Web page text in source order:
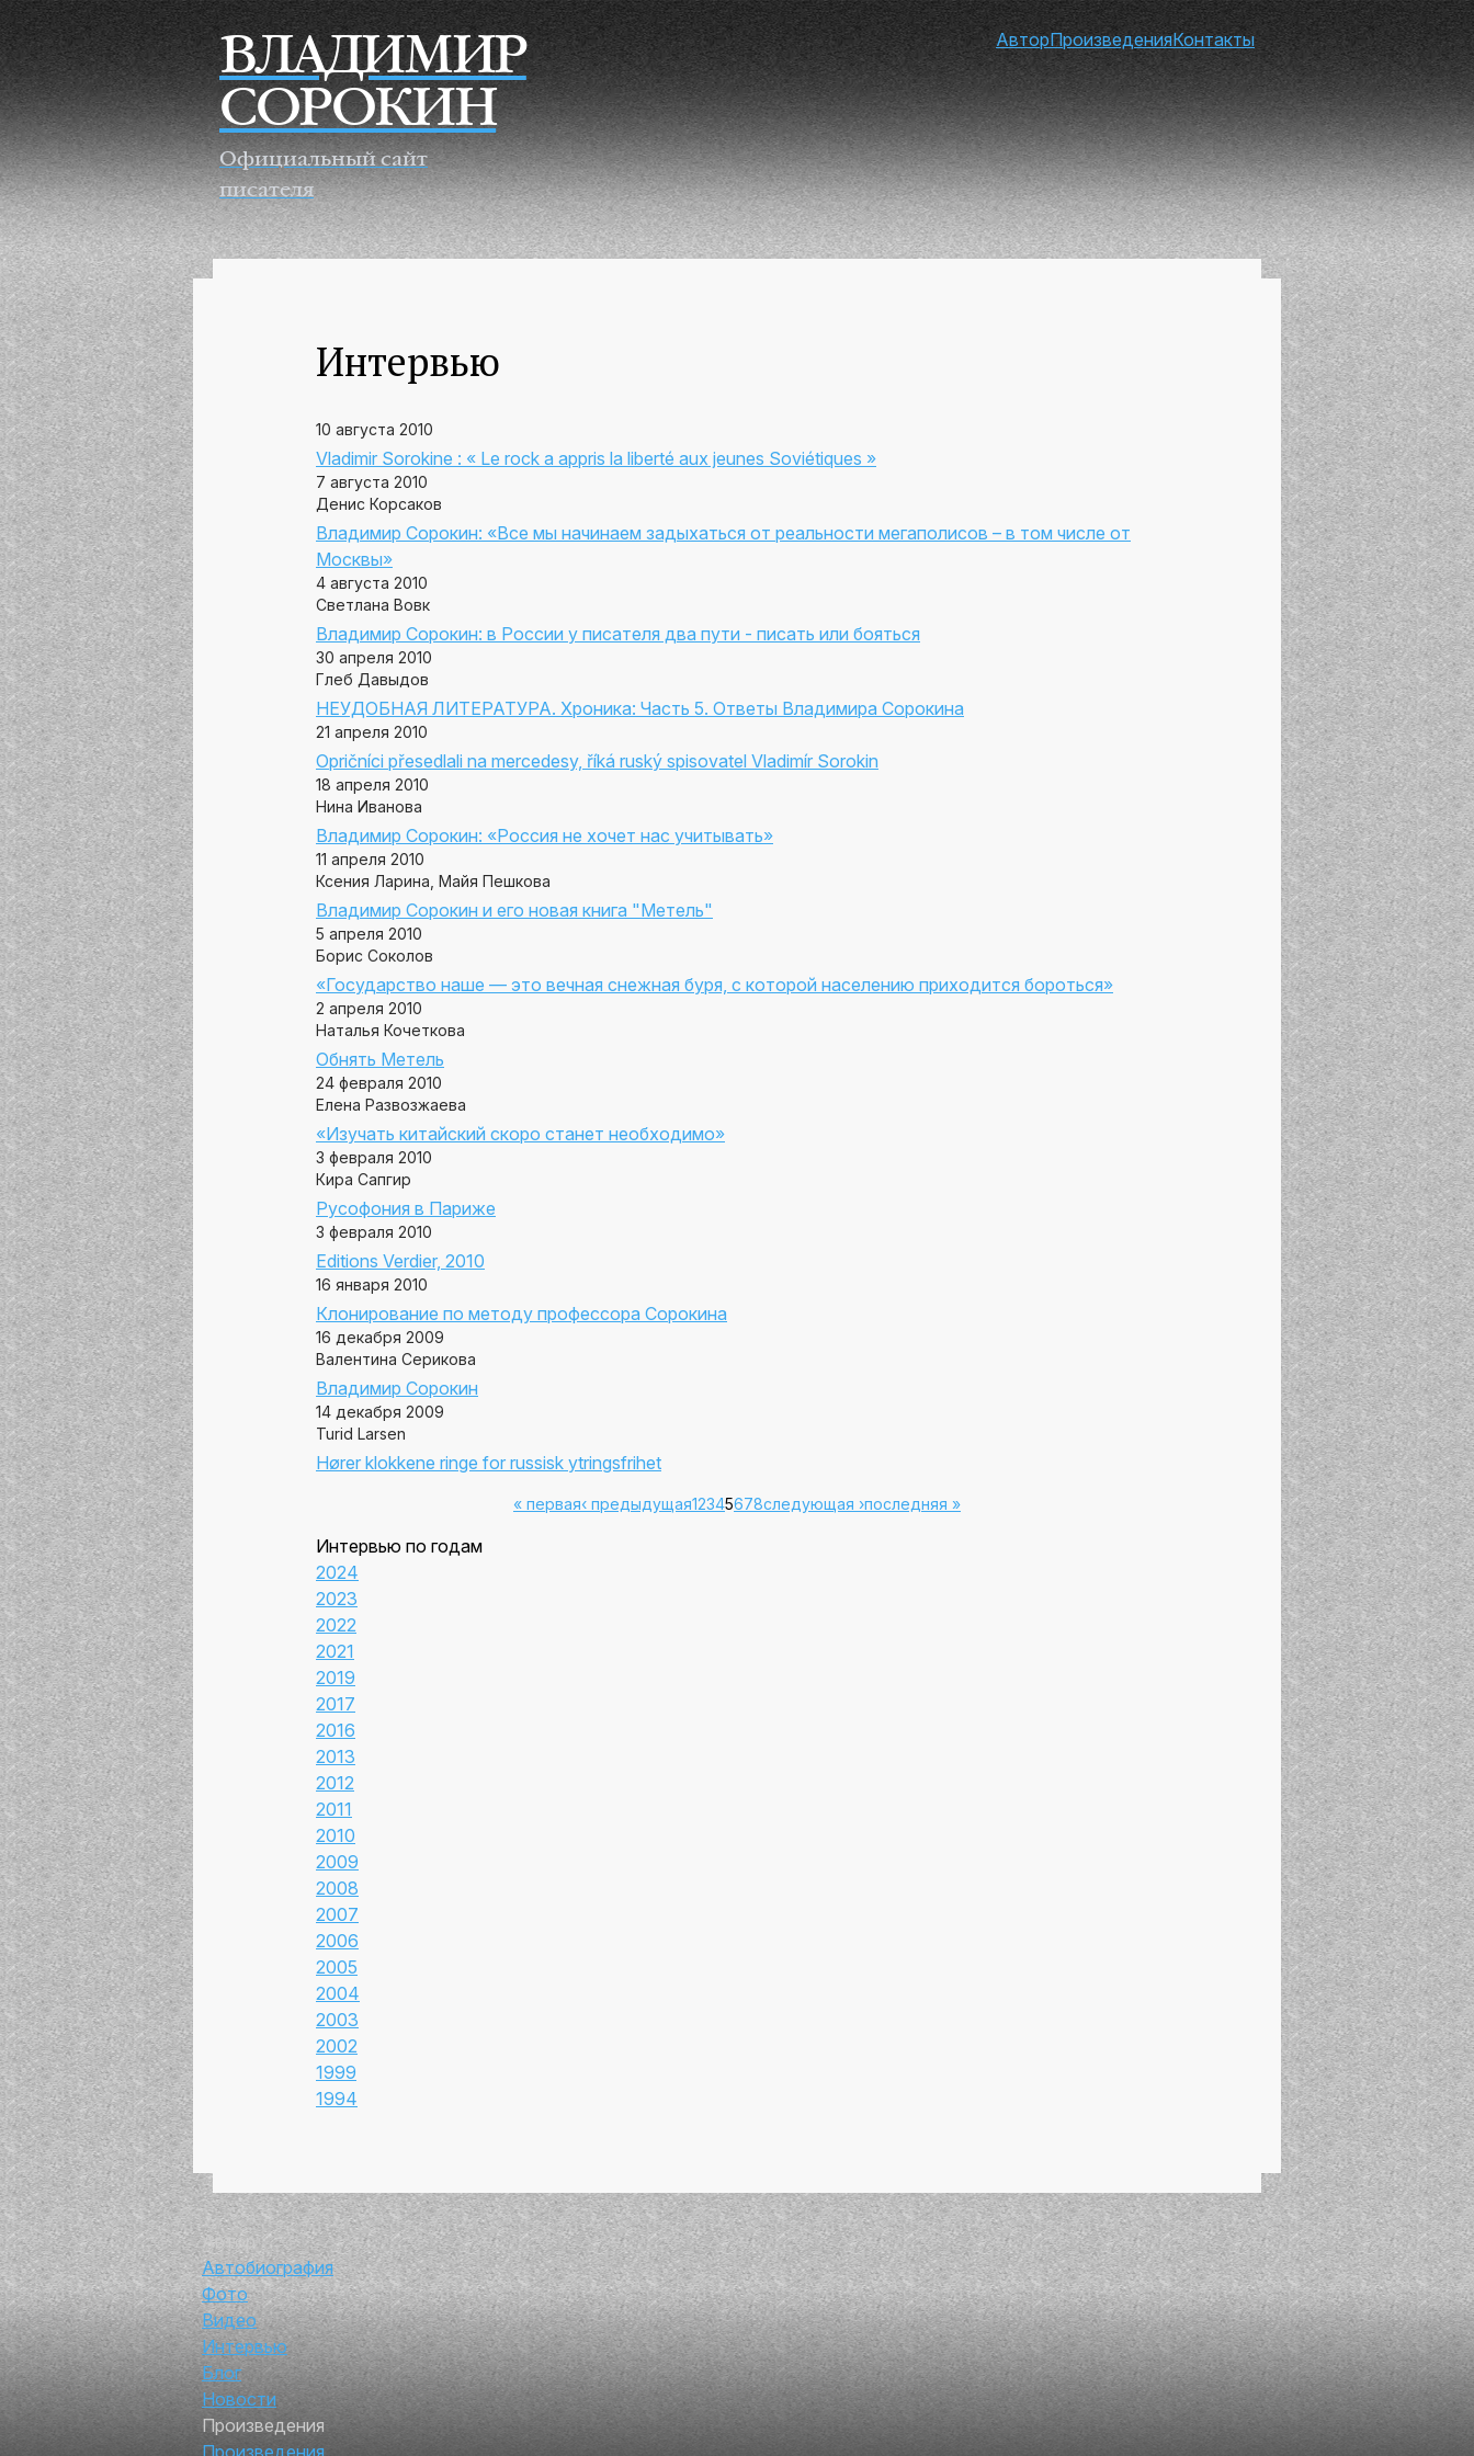
Перейти к основному содержанию
ВЛАДИМИР
СОРОКИН
Официальный сайт
писателя
АвторПроизведенияКонтакты
Интервью
10 августа 2010
Vladimir Sorokine : « Le rock a appris la liberté aux jeunes Soviétiques »
7 августа 2010
Денис Корсаков
Владимир Сорокин: «Все мы начинаем задыхаться от реальности мегаполисов – в том числе от
Москвы»
4 августа 2010
Светлана Вовк
Владимир Сорокин: в России у писателя два пути - писать или бояться
30 апреля 2010
Глеб Давыдов
НЕУДОБНАЯ ЛИТЕРАТУРА. Хроника: Часть 5. Ответы Владимира Сорокина
21 апреля 2010
Opričníci přesedlali na mercedesy, říká ruský spisovatel Vladimír Sorokin
18 апреля 2010
Нина Иванова
Владимир Сорокин: «Россия не хочет нас учитывать»
11 апреля 2010
Ксения Ларина, Майя Пешкова
Владимир Сорокин и его новая книга "Метель"
5 апреля 2010
Борис Соколов
«Государство наше — это вечная снежная буря, с которой населению приходится бороться»
2 апреля 2010
Наталья Кочеткова
Обнять Метель
24 февраля 2010
Елена Развозжаева
«Изучать китайский скоро станет необходимо»
3 февраля 2010
Кира Сапгир
Русофония в Париже
3 февраля 2010
Editions Verdier, 2010
16 января 2010
Клонирование по методу профессора Сорокина
16 декабря 2009
Валентина Серикова
Владимир Сорокин
14 декабря 2009
Turid Larsen
Hører klokkene ringe for russisk ytringsfrihet
« первая‹ предыдущая12345678следующая ›последняя »
Интервью по годам
2024
2023
2022
2021
2019
2017
2016
2013
2012
2011
2010
2009
2008
2007
2006
2005
2004
2003
2002
1999
1994
Автор
Автобиография
Фото
Видео
Интервью
Блог
Новости
Произведения
Произведения